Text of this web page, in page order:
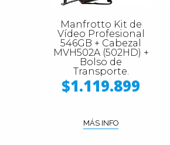
Manfrotto Kit de
Vídeo Profesional
546GB + Cabezal
MVH502A (502HD) +
Bolso de
Transporte.
$1.119.899
MÁS INFO